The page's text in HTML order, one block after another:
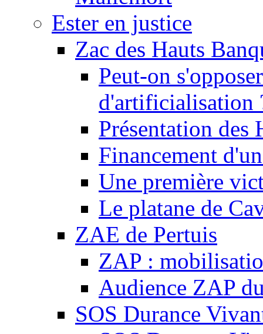
Ester en justice
Zac des Hauts
Peut-on
d'artificialisation
Présentation des
Financement
Une première
Le platane de
ZAE de Pertuis
ZAP :
Audience ZAP
SOS Durance